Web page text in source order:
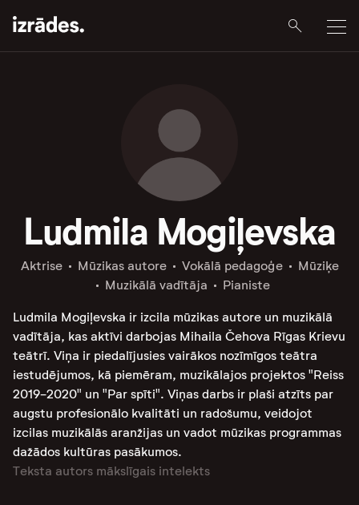
Ludmila Mogiļevska
Aktrise Mūzikas autore Vokālā pedagoģe
Mūziķe
Muzikālā vadītāja
Pianiste
Ludmila Mogiļevska ir izcila mūzikas autore un muzikālā
vadītāja, kas aktīvi darbojas Mihaila Čehova Rīgas Krievu
teātrī. Viņa ir piedalījusies vairākos nozīmīgos teātra
iestudējumos, kā piemēram, muzikālajos projektos "Reiss
2019-2020" un "Par spīti"​​. Viņas darbs ir plaši atzīts par
augstu profesionālo kvalitāti un radošumu, veidojot
izcilas muzikālās aranžijas un vadot mūzikas programmas
dažādos kultūras pasākumos.
Teksta autors mākslīgais intelekts